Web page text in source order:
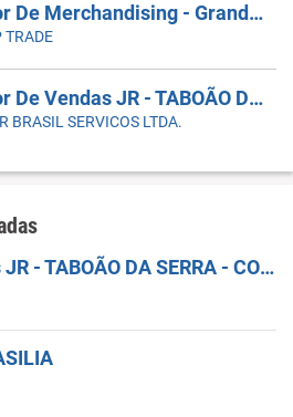
Promotor De Merchandising - Grande Vitória/ES
TRADE
Promotor De Vendas JR - TABOÃO DA SERRA - COBERTURA DE FERIAS
BRASIL SERVICOS LTDA.
Promotor De Vendas JR - TABOÃO DA SERRA - COBERTURA DE FERIAS